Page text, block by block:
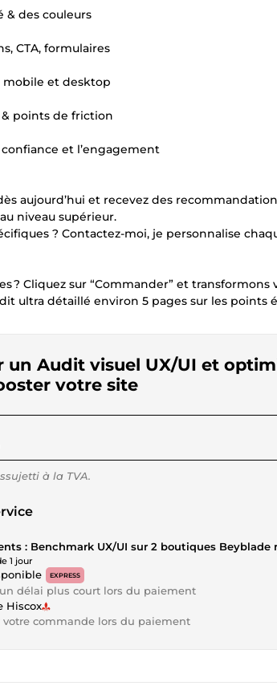
& des couleurs
CTA, formulaires
mobile et desktop
points de friction
et l’engagement
aujourd’hui et recevez des
niveau supérieur.
? Contactez-moi, je personnalise
? Cliquez sur “Commander” et
ultra détaillé environ 5 pages sur les points
un Audit visuel UX/UI et
votre site
17,33 $US
à la TVA.
Audit de 2 concurrents : Benchmark UX/UI sur 2 boutiques
1 jour
EXPRESS
délai plus court lors du paiement
Hiscox
votre commande lors du paiement